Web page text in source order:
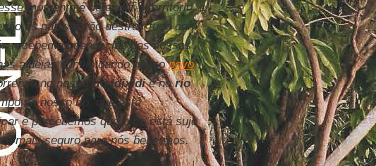
momento é defender o território, e
os pariwat vão destruir tudo com
recebemos denúncias das nossas
aldeias e intimidando nossopovo
no nosso rio Idixidie norio
no nosso rio, que está
e percebemos que o rio está sujo
mais seguro para nós bebermos.